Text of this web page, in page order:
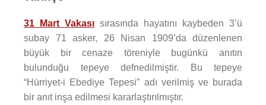
31 Mart Vakası sırasında hayatını kaybeden 3’ü
subay 71 asker, 26 Nisan 1909’da düzenlenen
büyük bir cenaze töreniyle bugünkü anıtın
bulunduğu tepeye defnedilmiştir. Bu tepeye
“Hürriyet-i Ebediye Tepesi” adı verilmiş ve burada
bir anıt inşa edilmesi kararlaştırılmıştır.